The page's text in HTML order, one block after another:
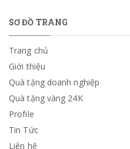
SƠ ĐỒ TRANG
Trang chủ
Giới thiệu
Quà tặng doanh nghiệp
Quà tặng vàng 24K
Profile
Tin Tức
Liên hệ